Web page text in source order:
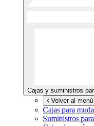
Cajas y suministros
Volver al
Cajas para
Suministros